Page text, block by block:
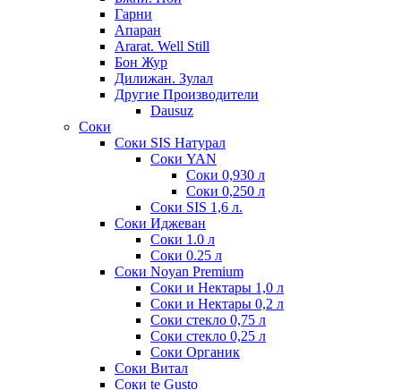
Гарни
Апаран
Ararat. Well Still
Бон Жур
Дилижан. Зулал
Другие Производители
Dausuz
Соки
Соки SIS Натурал
Соки YAN
Соки 0,930 л
Соки 0,250 л
Соки SIS 1,6 л.
Соки Иджеван
Соки 1.0 л
Соки 0.25 л
Соки Noyan Premium
Соки и Нектары 1,0 л
Соки и Нектары 0,2 л
Соки стекло 0,75 л
Соки стекло 0,25 л
Соки Органик
Соки Витал
Соки te Gusto